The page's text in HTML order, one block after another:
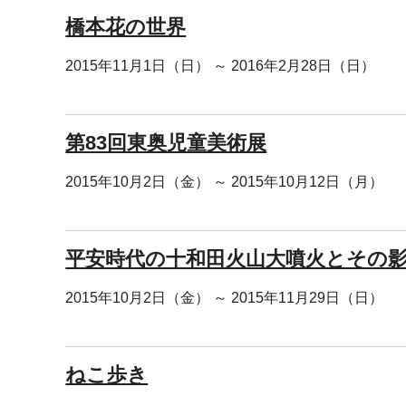
橋本花の世界
2015年11月1日（日） ～ 2016年2月28日（日）
第83回東奥児童美術展
2015年10月2日（金） ～ 2015年10月12日（月）
平安時代の十和田火山大噴火とその
2015年10月2日（金） ～ 2015年11月29日（日）
ねこ歩き